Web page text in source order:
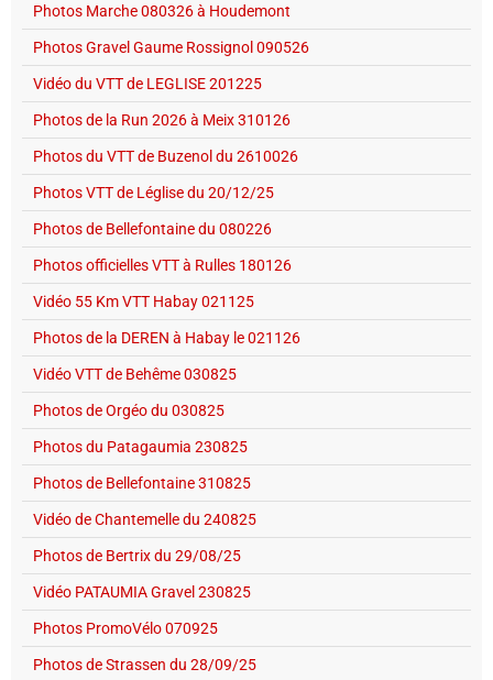
Photos Marche 080326 à Houdemont
Photos Gravel Gaume Rossignol 090526
Vidéo du VTT de LEGLISE 201225
Photos de la Run 2026 à Meix 310126
Photos du VTT de Buzenol du 2610026
Photos VTT de Léglise du 20/12/25
Photos de Bellefontaine du 080226
Photos officielles VTT à Rulles 180126
Vidéo 55 Km VTT Habay 021125
Photos de la DEREN à Habay le 021126
Vidéo VTT de Behême 030825
Photos de Orgéo du 030825
Photos du Patagaumia 230825
Photos de Bellefontaine 310825
Vidéo de Chantemelle du 240825
Photos de Bertrix du 29/08/25
Vidéo PATAUMIA Gravel 230825
Photos PromoVélo 070925
Photos de Strassen du 28/09/25